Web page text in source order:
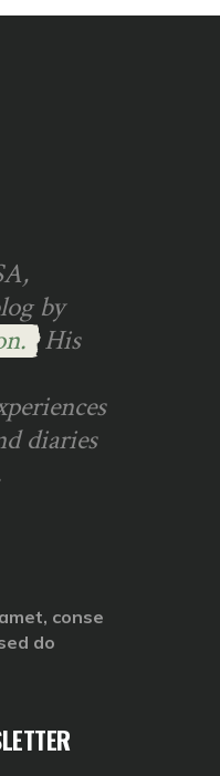
by
His
diaries
conse
do